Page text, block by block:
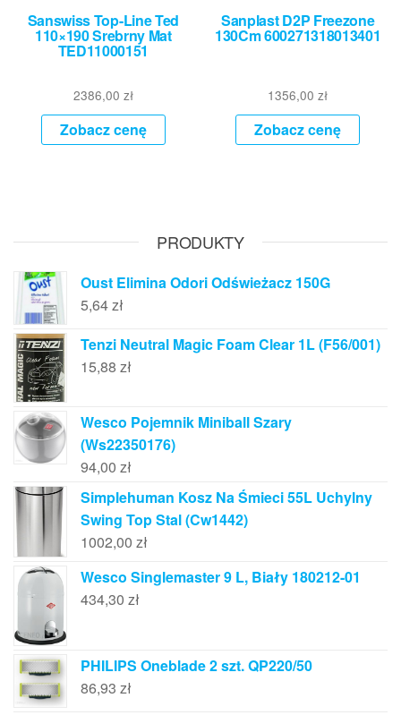
Sanswiss Top-Line Ted
110×190 Srebrny Mat
TED11000151
2386,00 zł
Zobacz cenę
Sanplast D2P Freezone
130Cm 600271318013401
1356,00zł
Zobacz cenę
PRODUKTY
Oust Elimina Odori Odświeżacz 150G
5,64zł
Tenzi Neutral Magic Foam Clear 1L (F56/001)
15,88 zł
Wesco Pojemnik Miniball Szary
(Ws22350176)
94,00 zł
Simplehuman Kosz Na Śmieci 55L Uchylny
Swing Top Stal (Cw1442)
1002,00 zł
Wesco Singlemaster 9 L, Biały 180212-01
434,30 zł
PHILIPS Oneblade 2 szt. QP220/50
86,93 zł